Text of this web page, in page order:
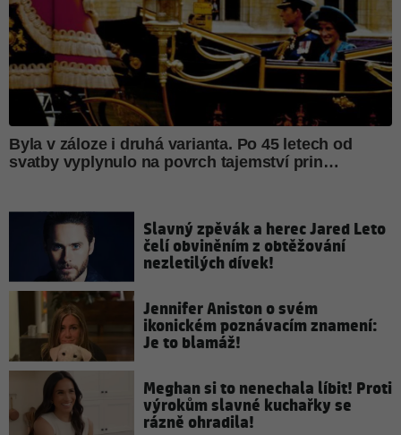
Slavný zpěvák a herec Jared Leto
čelí obviněním z obtěžování
nezletilých dívek!
Jennifer Aniston o svém
ikonickém poznávacím znamení:
Je to blamáž!
Meghan si to nenechala líbit! Proti
výrokům slavné kuchařky se
rázně ohradila!